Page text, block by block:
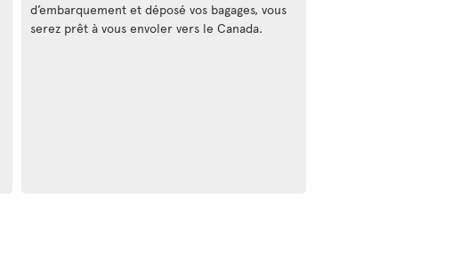
d’embarquement et déposé vos bagages, vous
serez prêt à vous envoler vers le Canada.